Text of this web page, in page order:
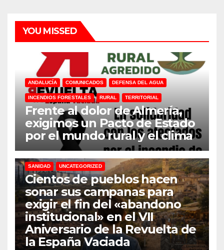
YOU MISSED
ANDALUCÍA COMUNICADOS DEFENSA DEL AGUA
INCENDIOS FORESTALES RURAL TERRITORIAL
Frente al dolor de Almería,
exigimos un Pacto de Estado
por el mundo rural y el clima
31M DEFENSA DEL AGUA DESPOBLACION FERROCARRIL
MACROGRANJAS PLANTAS BIOGÁS RENOVABLES
SANIDAD UNCATEGORIZED
Cientos de pueblos hacen
sonar sus campanas para
exigir el fin del «abandono
institucional» en el VII
Aniversario de la Revuelta de
la España Vaciada